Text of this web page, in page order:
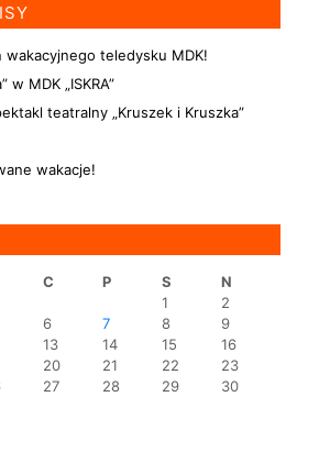
wakacyjnego teledysku MDK!
w MDK „ISKRA”
teatralny „Kruszek i Kruszka”
wakacje!
C P S
N
1
2
6 7 8
9
13 14 15
16
20 21 22
23
27 28 29
30